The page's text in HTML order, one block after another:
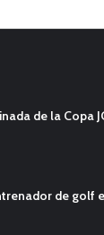
de la Copa
de golf